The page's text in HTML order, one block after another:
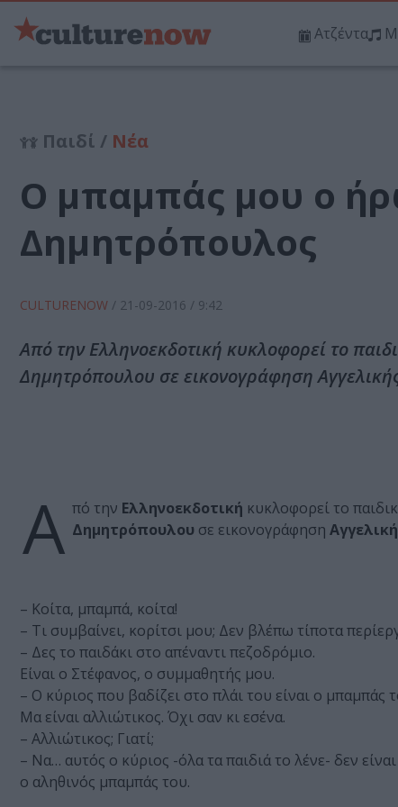
Ατζέντα
Παιδί / Νέα
Ο μπαμπάς μου ο
Δημητρόπουλος
CULTURENOW / 21-09-2016 / 9:42
Από την Ελληνοεκδοτική κυκλοφορεί το
Δημητρόπουλου σε εικονογράφηση
Α πό την Ελληνοεκδοτική κυκλοφορεί το
Δημητρόπουλου σε εικονογράφηση
– Κοίτα, μπαμπά, κοίτα!
– Τι συμβαίνει, κορίτσι μου; Δεν βλέπω τίποτα
– Δες το παιδάκι στο απέναντι πεζοδρόμιο.
Είναι ο Στέφανος, ο συμμαθητής μου.
– Ο κύριος που βαδίζει στο πλάι του είναι ο μπαμπάς
Μα είναι αλλιώτικος. Όχι σαν κι εσένα.
– Αλλιώτικος; Γιατί;
– Να… αυτός ο κύριος -όλα τα παιδιά το λένε- δεν είναι
o αληθινός μπαμπάς του.